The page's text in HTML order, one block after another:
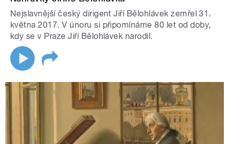
Nejslavnější český dirigent Jiří Bělohlávek zemřel 31.
května 2017. V únoru si připomínáme 80 let od doby,
kdy se v Praze Jiří Bělohlávek narodil.